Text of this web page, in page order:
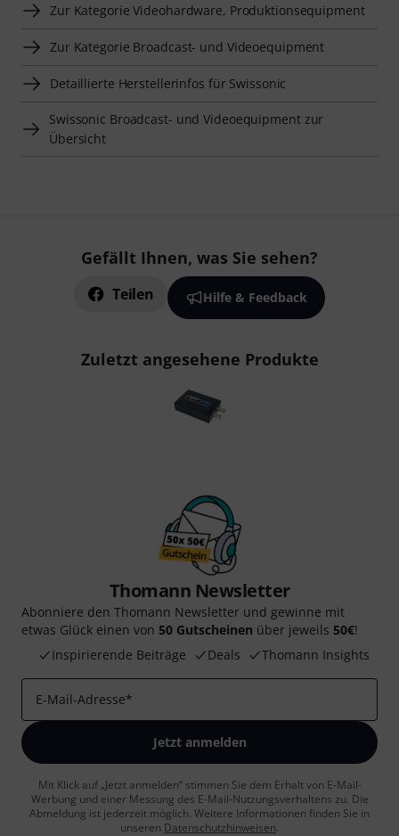
Zur Kategorie Videohardware, Produktionsequipment
Zur Kategorie Broadcast- und Videoequipment
Detaillierte Herstellerinfos für Swissonic
Swissonic Broadcast- und Videoequipment zur
Übersicht
Gefällt Ihnen, was Sie sehen?
Teilen Hilfe & Feedback
Zuletzt angesehene Produkte
Thomann Newsletter
Abonniere den Thomann Newsletter und gewinne mit
etwas Glück einen von 50 Gutscheinen über jeweils 50€!
Inspirierende Beiträge
Deals Thomann Insights
E-Mail-Adresse*
Jetzt anmelden
Mit Klick auf „Jetzt anmelden“ stimmen Sie dem Erhalt von E-Mail-
Werbung und einer Messung des E-Mail-Nutzungsverhaltens zu. Die
Abmeldung ist jederzeit möglich. Weitere Informationen finden Sie in
unseren Datenschutzhinweisen.